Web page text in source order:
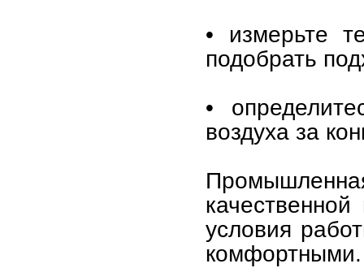
• измерьте
подобрать
•
воздуха за
условия
комфортными.